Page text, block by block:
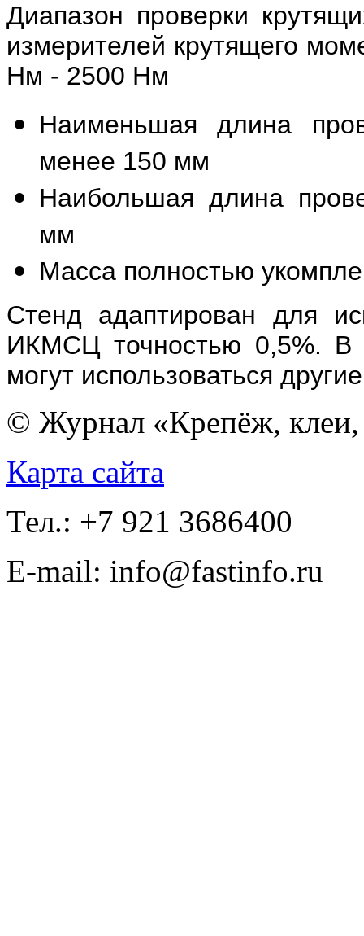
Диапазон проверки
измерителей крутящего
Нм - 2500 Нм
Наименьшая длина
менее 150 мм
Наибольшая длина
мм
Масса полностью
Стенд адаптирован для
ИКМСЦ точностью 0,5%. В
могут использоваться
© Журнал «Крепёж, клеи,
Карта сайта
Тел.: +7 921 3686400
E-mail: info@fastinfo.ru